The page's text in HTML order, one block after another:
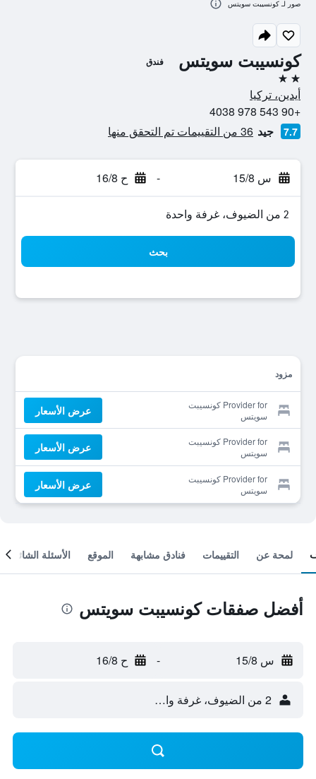
كونسيبت سويتس فندق
2 نجمتين
أيدين، تركيا
+90 543 978 4038
7.7 جيد 36 من التقييمات تم التحقق منها
س 15/8 - ح 16/8
2 من الضيوف، غرفة واحدة
بحث
مزود
Provider for كونسيبت
سويتس
عرض الأسعار
Provider for كونسيبت
سويتس
عرض الأسعار
Provider for كونسيبت
سويتس
عرض الأسعار
صور لـ كونسيبت سويتس
لمحة عن التقييمات فنادق مشابهة الموقع الأسئلة الشائعة
أفضل صفقات كونسيبت سويتس
س 15/8 - ح 16/8
2 من الضيوف، غرفة واحدة